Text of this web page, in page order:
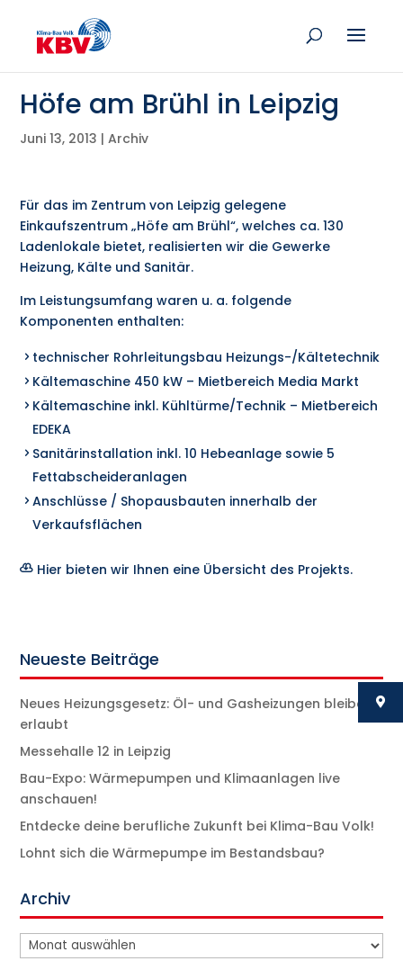
Höfe am Brühl in Leipzig
Juni 13, 2013 |Archiv
Für das im Zentrum von Leipzig gelegene
Einkaufszentrum „Höfe am Brühl“, welches ca. 130
Ladenlokale bietet, realisierten wir die Gewerke
Heizung, Kälte und Sanitär.
Im Leistungsumfang waren u. a. folgende
Komponenten enthalten:
technischer Rohrleitungsbau Heizungs-/Kältetechnik
Kältemaschine 450 kW – Mietbereich Media Markt
Kältemaschine inkl. Kühltürme/Technik – Mietbereich
EDEKA
Sanitärinstallation inkl. 10 Hebeanlage sowie 5
Fettabscheideranlagen
Anschlüsse / Shopausbauten innerhalb der
Verkaufsflächen
Hier bieten wir Ihnen eine Übersicht des Projekts.
Neueste Beiträge
Neues Heizungsgesetz: Öl- und Gasheizungen bleiben
erlaubt
Messehalle 12 in Leipzig
Bau-Expo: Wärmepumpen und Klimaanlagen live
anschauen!
Entdecke deine berufliche Zukunft bei Klima-Bau Volk!
Lohnt sich die Wärmepumpe im Bestandsbau?
Archiv
Archiv